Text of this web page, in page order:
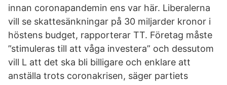
innan coronapandemin ens var här. Liberalerna
vill se skattesänkningar på 30 miljarder kronor i
höstens budget, rapporterar TT. Företag måste
”stimuleras till att våga investera” och dessutom
vill L att det ska bli billigare och enklare att
anställa trots coronakrisen, säger partiets